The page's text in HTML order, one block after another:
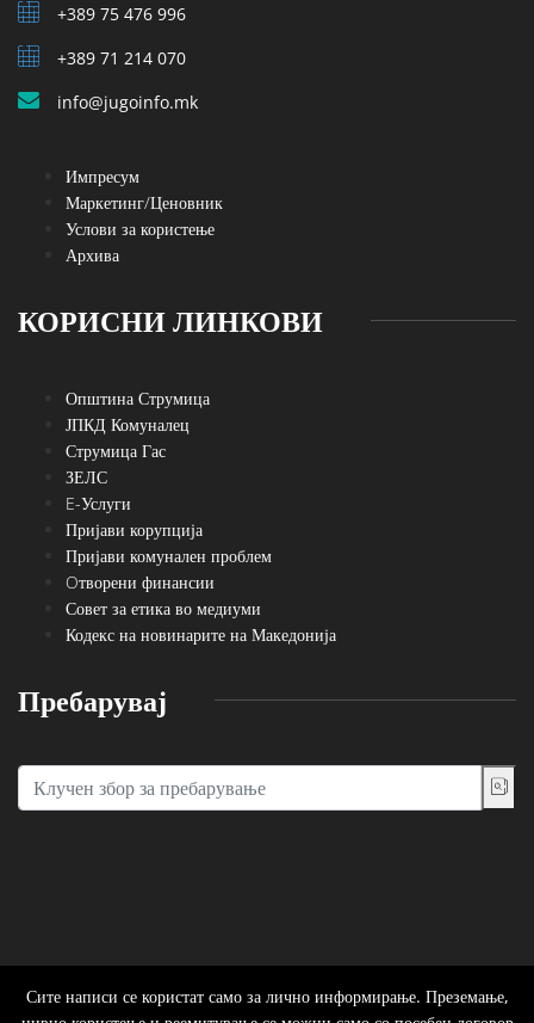
+389 75 476 996
+389 71 214 070
info@jugoinfo.mk
Импресум
Маркетинг/Ценовник
Услови за користење
Архива
КОРИСНИ ЛИНКОВИ
Општина Струмица
ЈПКД Комуналец
Струмица Гас
ЗЕЛС
E-Услуги
Пријави корупција
Пријави комунален проблем
Oтворени финансии
Совет за етика во медиуми
Кодекс на новинарите на Македонија
Пребарувај
Сите написи се користат само за лично информирање. Преземање,